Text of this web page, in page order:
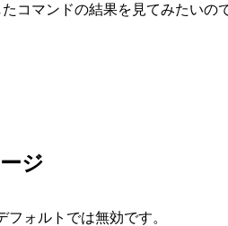
コマンドの結果を見てみたいの
ジ
ォルトでは無効です。